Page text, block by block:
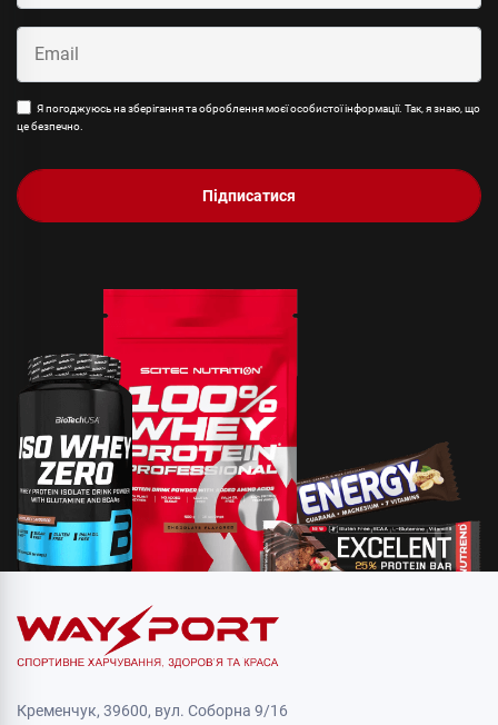
Я погоджуюсь на зберігання та оброблення моєї особистої інформації. Так, я знаю, що
це безпечно.
Підписатися
Кременчук, 39600, вул. Соборна 9/16